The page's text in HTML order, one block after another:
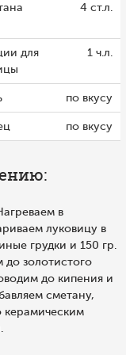
4 ст.л.
для
1 ч.л.
по вкусу
по вкусу
в
луковицу в
грудки и 150 гр.
до золотистого
до кипения и
сметану,
керамическим